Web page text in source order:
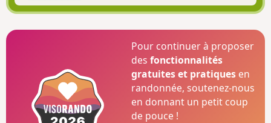
Pour continuer à proposer
desfonctionnalités
gratuites et pratiques en
randonnée, soutenez-nous
en donnant un petit coup
de pouce !